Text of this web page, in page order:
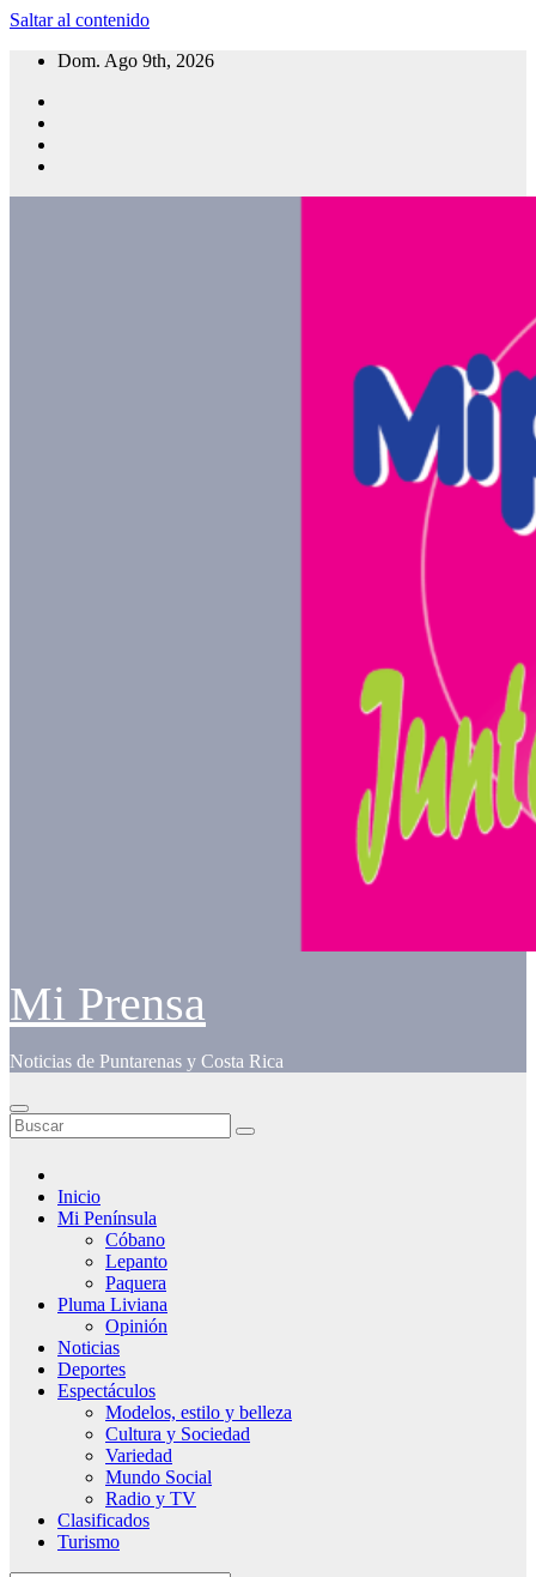
Saltar al contenido
Dom. Ago 9th, 2026
Mi Prensa
Noticias de Puntarenas y Costa Rica
Inicio
Mi Península
Cóbano
Lepanto
Paquera
Pluma Liviana
Opinión
Noticias
Deportes
Espectáculos
Modelos, estilo y belleza
Cultura y Sociedad
Variedad
Mundo Social
Radio y TV
Clasificados
Turismo